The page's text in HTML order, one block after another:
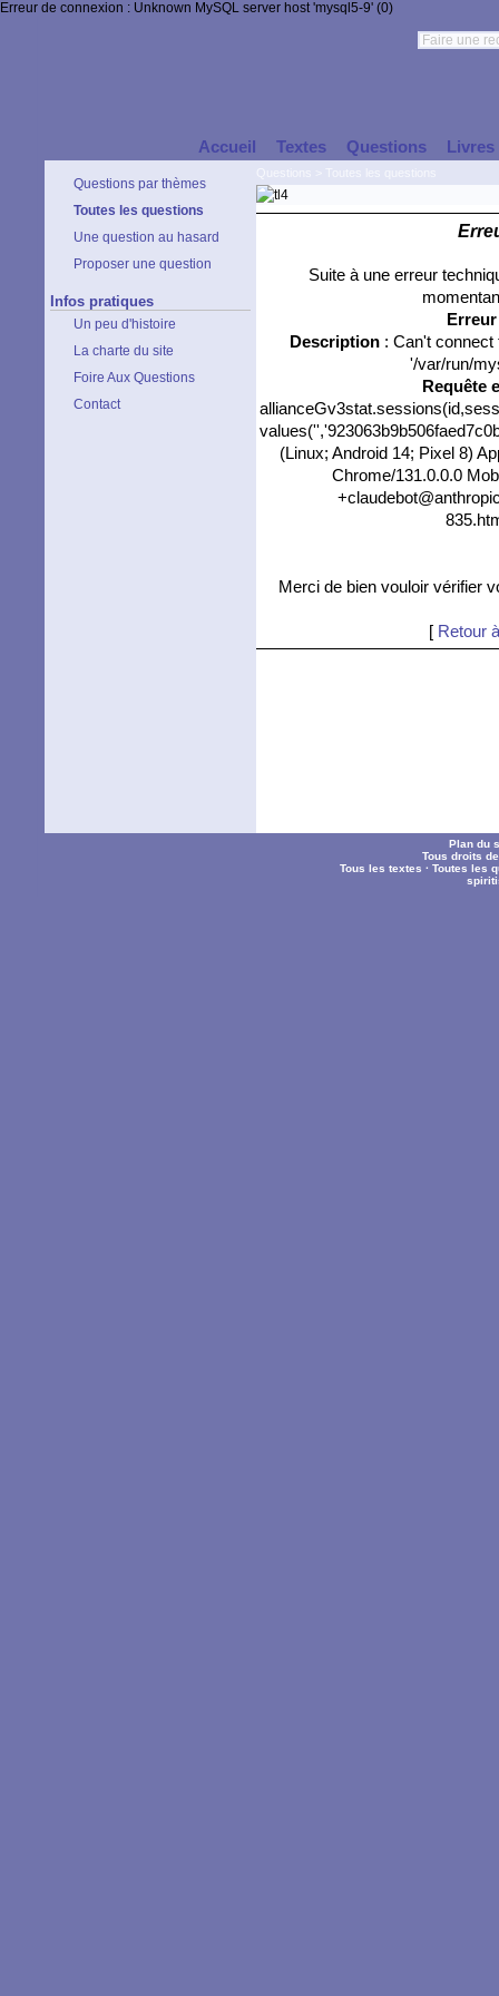
Erreur de connexion : Unknown MySQL server host 'mysql5-9' (0)
Accueil Textes Questions Livres
Questions par thèmes
Toutes les questions
Une question au hasard
Proposer une question
Infos pratiques
Un peu d'histoire
La charte du site
Foire Aux Questions
Contact
Suite à une erreur
Description: Can't connect
'/var/run/
Requête
(Linux; Android 14; Pixel 8)
Chrome/131.0.0.0
Merci de bien vouloir vérifier
[ Retour
Plan du
Tous droits
Tous les textes ·Toutes les